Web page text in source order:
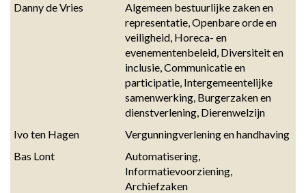
Danny de Vries
Algemeen bestuurlijke zaken en
representatie, Openbare orde en
veiligheid, Horeca- en
evenementenbeleid, Diversiteit en
inclusie, Communicatie en
participatie, Intergemeentelijke
samenwerking, Burgerzaken en
dienstverlening, Dierenwelzijn
Ivo ten Hagen
Vergunningverlening en handhaving
Bas Lont
Automatisering,
Informatievoorziening,
Archiefzaken